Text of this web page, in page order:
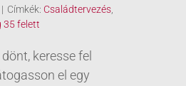
| Címkék: Családtervezés
35 felett
keresse fel
el egy